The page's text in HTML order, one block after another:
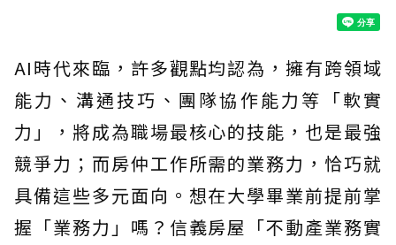
AI時代來臨，許多觀點均認為，擁有跨領域
能力、溝通技巧、團隊協作能力等「軟實
力」，將成為職場最核心的技能，也是最強
競爭力；而房仲工作所需的業務力，恰巧就
具備這些多元面向。想在大學畢業前提前掌
握「業務力」嗎？信義房屋「不動產業務實